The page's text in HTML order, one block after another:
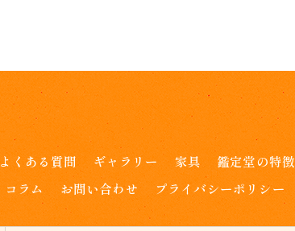
よくある質問 ギャラリー 家具 鑑定堂の特徴
コラム お問い合わせ プライバシーポリシー